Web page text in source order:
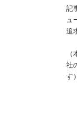
記
ュ
追
社
す）